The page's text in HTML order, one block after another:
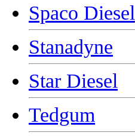
Spaco Diesel
Stanadyne
Star Diesel
Tedgum